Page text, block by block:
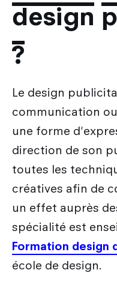
Strate Lyon
La vie étudiante à Strate
Le design by Strate
L'équipe Strate
Galileo Global
Encyclopédie du design
Qui sommes-nous ?
Admissions
Comment candidater à
Parcoursup :
Admission Parallèle :
Admission en Design
Admission en Mastères
Combien coûtent mes
Nos prochaines dates
Nos actualités
Après Strate
Les métiers du design
Les secteurs d'activité
Que deviennent nos
Recherche
Strate Research
Labo : Robotics by
Labo : Exalt Design Lab
Labo : Reset Design Lab
International
Découvrir le service
Le cursus Design à
L'échange académique
Entreprises
design
?
Le design
communication
une forme
direction de son
toutes les
créatives afin de
un effet auprès
spécialité est
Formation design
école de design.